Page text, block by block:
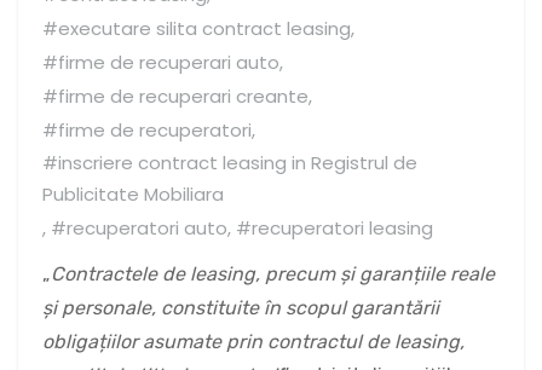
#executare silita contract leasing,
#firme de recuperari auto,
#firme de recuperari creante,
#firme de recuperatori,
#inscriere contract leasing in Registrul de
Publicitate Mobiliara
, #recuperatori auto, #recuperatori leasing
„Contractele de leasing, precum și garanțiile reale
și personale, constituite în scopul garantării
obligațiilor asumate prin contractul de leasing,